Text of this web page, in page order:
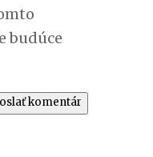
budúce
komentár